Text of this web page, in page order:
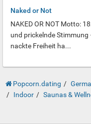
Naked or Not
NAKED OR NOT Motto:
und prickelnde
nackte Freiheit ha...
Popcorn.dating
Indoor
Saunas &